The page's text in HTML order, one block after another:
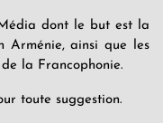
dont le but est la
Arménie, ainsi que les
de la Francophonie.
toute suggestion.